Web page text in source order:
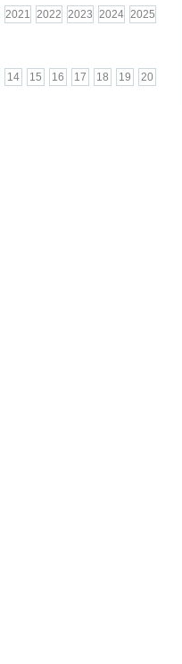
2021 2022 2023 2024 2025
14 15 16 17 18 19
20